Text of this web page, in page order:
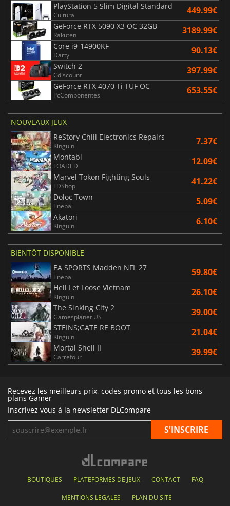
PlayStation 5 Slim Digital Standard
Cultura 449.99€
GeForce RTX 5090 X3 OC 32GB
Rakuten 3189.99€
Core i9-14900KF
Darty 90.13€
Switch 2
Cdiscount 397.99€
GeForce RTX 4070 Ti TUF OC
PcComponentes 653.55€
NOUVEAUX JEUX
ReStory Chill Electronics Repairs
Kinguin 7.37€
Montabi
LOADED 12.09€
Marvel Tokon Fighting Souls
LDShop 41.22€
Doloc Town
Eneba 5.09€
Akatori
Kinguin 6.10€
BIENTÔT DISPONIBLE
EA SPORTS Madden NFL 27
Eneba 59.80€
Hell Let Loose Vietnam
Kinguin 26.10€
The Sinking City 2
Gamesplanet US 39.00€
STEINS;GATE RE BOOT
Kinguin 21.04€
Mortal Shell II
Carrefour 39.99€
Recevez les meilleurs prix, codes promo et tous les bons
plans Gamer
Inscrivez vous à la newsletter DLCompare
BOUTIQUES PLATEFORMES DE JEUX CONTACT FAQ
MENTIONS LEGALES PLAN DU SITE